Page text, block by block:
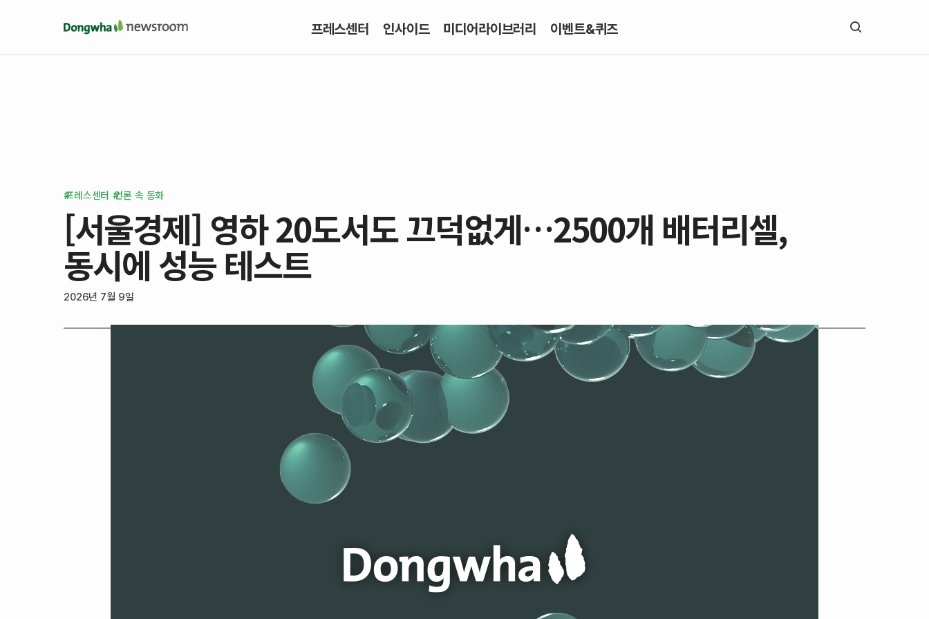
프레스센터 인사이드 미디어라이브러리 이벤트&퀴즈
프레스센터 언론 속 동화
[서울경제] 영하 20도서도 끄덕없게…2500개 배터리셀,
동시에 성능 테스트
2026년 7월 9일